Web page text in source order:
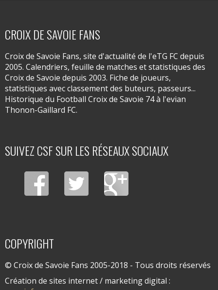
CROIX DE SAVOIE FANS
Croix de Savoie Fans, site d'actualité de l'eTG FC depuis
2005. Calendriers, feuille de matches et statistiques des
Croix de Savoie depuis 2003. Fiche de joueurs,
statistiques avec classement des buteurs, passeurs...
Historique du Football Croix de Savoie 74 à l'evian
Thonon-Gaillard FC.
SUIVEZ CSF SUR LES RÉSEAUX SOCIAUX
COPYRIGHT
© Croix de Savoie Fans 2005-2018 - Tous droits réservés
Création de sites internet / marketing digital :